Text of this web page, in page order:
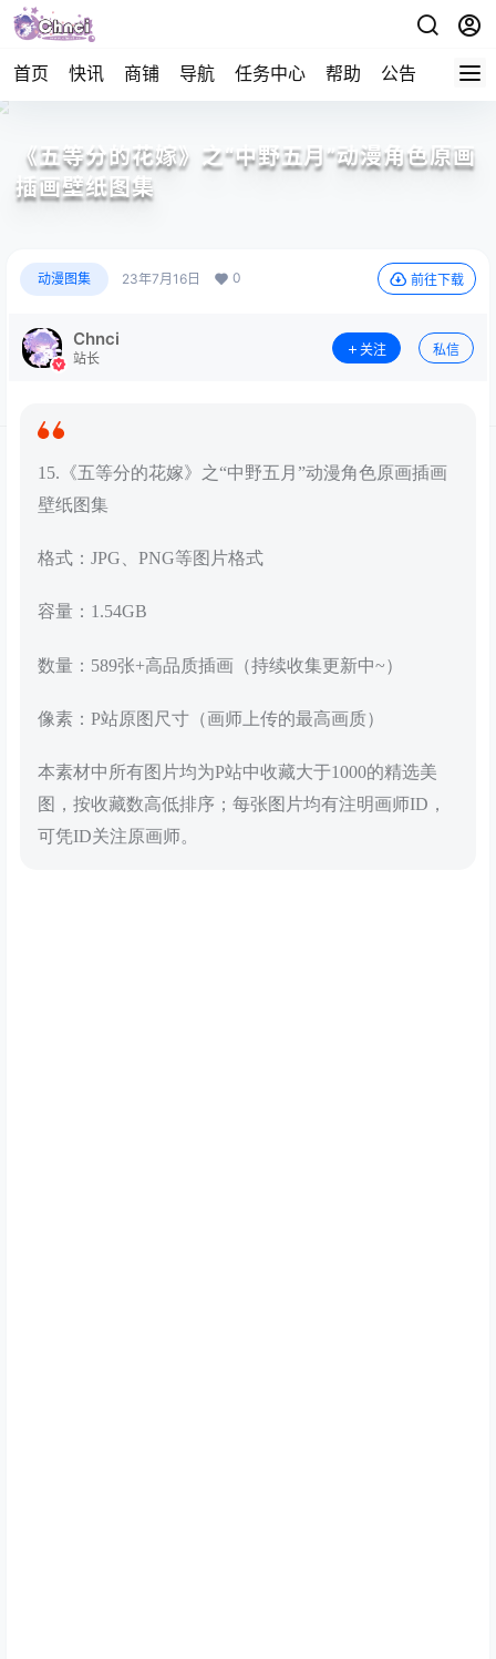
首页 快讯 商铺 导航 任务中心 帮助 公告 APP下
《五等分的花嫁》之“中野五月”动漫角色原画
插画壁纸图集
动漫图集 23年7月16日 0 前往下载
Chnci
站长
关注 私信
15.《五等分的花嫁》之“中野五月”动漫角色原画插画
壁纸图集
格式：JPG、PNG等图片格式
容量：1.54GB
数量：589张+高品质插画（持续收集更新中~）
像素：P站原图尺寸（画师上传的最高画质）
本素材中所有图片均为P站中收藏大于1000的精选美
图，按收藏数高低排序；每张图片均有注明画师ID，
可凭ID关注原画师。